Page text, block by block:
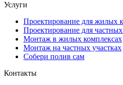
Услуги
Проектирование для жилых
Проектирование для частных
Монтаж в жилых комплексах
Монтаж на частных участках
Собери полив сам
Контакты